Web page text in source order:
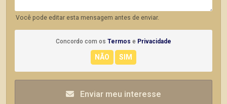
Você pode editar esta mensagem antes de enviar.
Concordo com os Termos e Privacidade
Enviar meu interesse